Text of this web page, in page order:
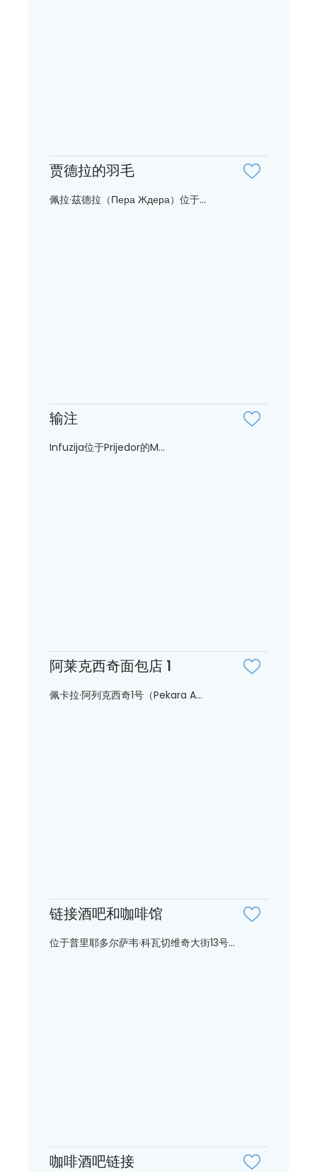
贾德拉的羽毛
佩拉·茲德拉（Пера Ждера）位于...
输注
Infuzija位于Prijedor的M...
阿莱克西奇面包店 1
佩卡拉·阿列克西奇1号（Pekara A...
链接酒吧和咖啡馆
位于普里耶多尔萨韦·科瓦切维奇大街13号...
咖啡酒吧链接